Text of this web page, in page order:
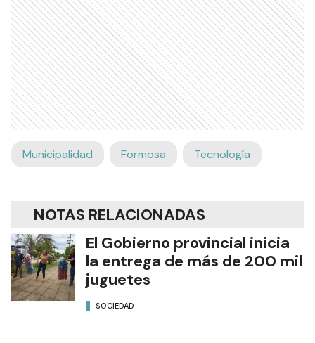
Municipalidad Formosa Tecnología
NOTAS RELACIONADAS
El Gobierno provincial inicia
la entrega de más de 200 mil
juguetes
SOCIEDAD